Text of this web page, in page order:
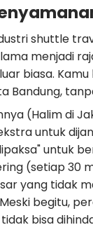
shuttle
menjadi
biasa.
Bandung,
(Halim di
untuk
untuk
(setiap 30
yang tidak
begitu,
bisa